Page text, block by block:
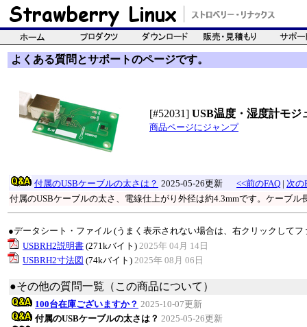
よくある質問とサポートのページです。
[#52031] USB温度・湿度計モジ
商品ページにジャンプ
付属のUSBケーブルの太さは？ 2025-05-26更新 <<前のFAQ | 次の
付属のUSBケーブルの太さ、電線仕上がり外径は約4.3mmです。ケーブル
●データシート・ファイル (うまく表示されない場合は、右クリックして
USBRH2説明書 (271kバイト) 2025年 04月 14日
USBRH2寸法図 (74kバイト) 2025年 08月 06日
●その他の質問一覧（この商品について）
100台在庫ございますか？ 2025-10-07更新
付属のUSBケーブルの太さは？ 2025-05-26更新